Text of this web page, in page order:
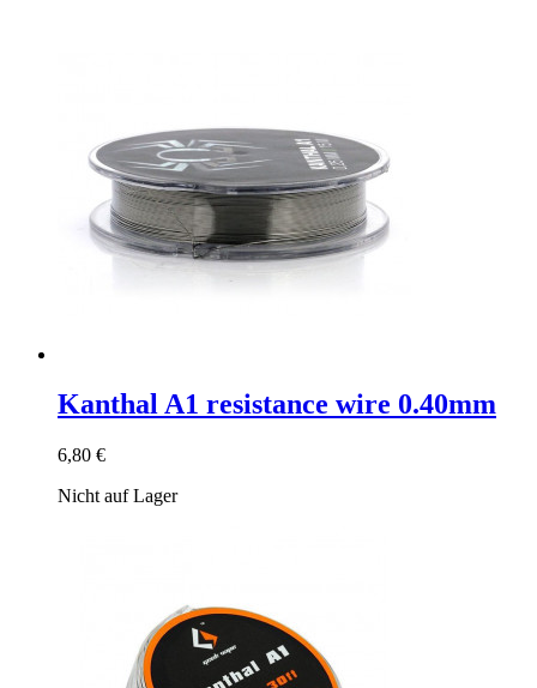
Kanthal A1 resistance wire 0.40mm
6,80 €
Nicht auf Lager